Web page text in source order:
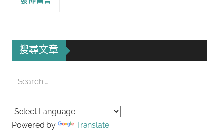
搜尋文章
Search
Powered by Translate